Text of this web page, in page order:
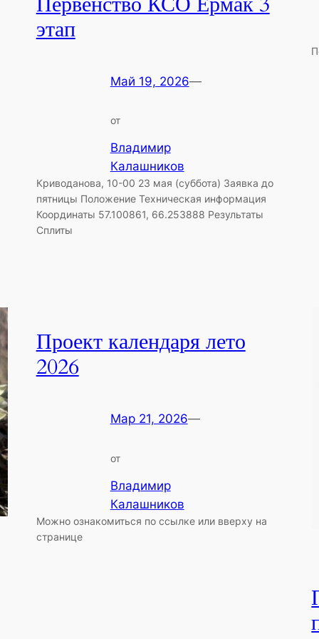
этап
Май 19, 2026—
от
Владимир
Калашников
Криводанова, 10-00 23 мая (суббота) Заявка до
пятницы Положение Техническая информация
Координаты 57.100861, 66.253888 Результаты
Сплиты
Проект календаря лето
2026
Мар 21, 2026—
от
Владимир
Калашников
Можно ознакомиться по ссылке или вверху на
странице